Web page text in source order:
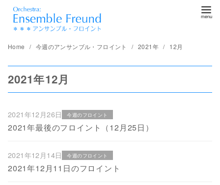
Home 今週のアンサンブル・フロイント 2021年 12月
2021年12月
2021年12月26日 今週のフロイント
2021年最後のフロイント（12月25日）
2021年12月14日 今週のフロイント
2021年12月11日のフロイント